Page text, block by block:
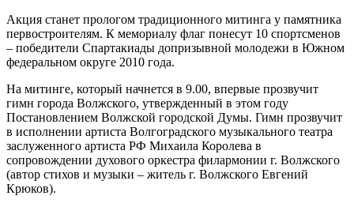
Акция станет прологом традиционного митинга у памятника
первостроителям. К мемориалу флаг понесут 10 спортсменов
– победители Спартакиады допризывной молодежи в Южном
федеральном округе 2010 года.
На митинге, который начнется в 9.00, впервые прозвучит
гимн города Волжского, утвержденный в этом году
Постановлением Волжской городской Думы. Гимн прозвучит
в исполнении артиста Волгоградского музыкального театра
заслуженного артиста РФ Михаила Королева в
сопровождении духового оркестра филармонии г. Волжского
(автор стихов и музыки – житель г. Волжского Евгений
Крюков).